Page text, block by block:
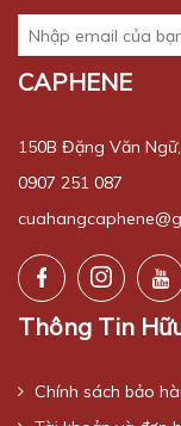
CAPHENE
150B Đặng Văn
0907 251 087
Thông Tin
Chính sách bảo